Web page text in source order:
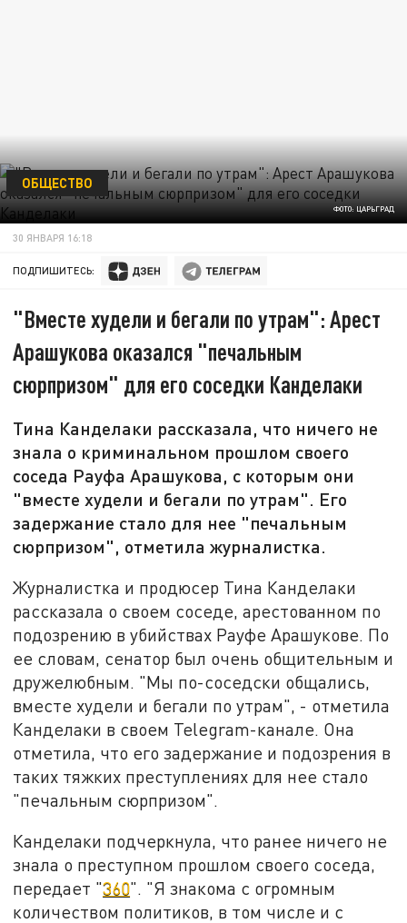
ФОТО: ЦАРЬГРАД
ОБЩЕСТВО
30 ЯНВАРЯ 16:18
ПОДПИШИТЕСЬ:
"Вместе худели и бегали по утрам": Арест
Арашукова оказался "печальным
сюрпризом" для его соседки Канделаки
Тина Канделаки рассказала, что ничего не
знала о криминальном прошлом своего
соседа Рауфа Арашукова, с которым они
"вместе худели и бегали по утрам". Его
задержание стало для нее "печальным
сюрпризом", отметила журналистка.
Журналистка и продюсер Тина Канделаки
рассказала о своем соседе, арестованном по
подозрению в убийствах Рауфе Арашукове. По
ее словам, сенатор был очень общительным и
дружелюбным. "Мы по-соседски общались,
вместе худели и бегали по утрам", - отметила
Канделаки в своем Telegram-канале. Она
отметила, что его задержание и подозрения в
таких тяжких преступлениях для нее стало
"печальным сюрпризом".
Канделаки подчеркнула, что ранее ничего не
знала о преступном прошлом своего соседа,
передает "360". "Я знакома с огромным
количеством политиков, в том числе и с